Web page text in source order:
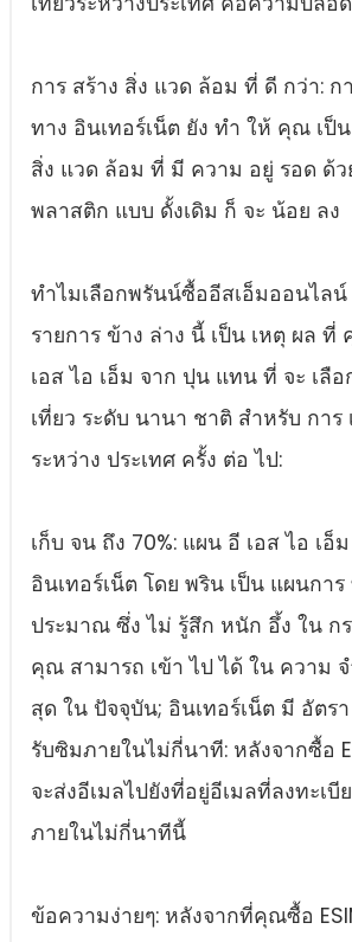
การ สร้าง สิ่ง แวด ล้อม ที่ ดี กว่า: ก
ทาง อินเทอร์เน็ต ยัง ทํา ให้ คุณ เป็
สิ่ง แวด ล้อม ที่ มี ความ อยู่ รอด ด้ว
พลาสติก แบบ ดั้งเดิม ก็ จะ น้อย ลง
ทําไมเลือกพรันน์ซื้ออีสเอ็มออนไลน์
รายการ ข้าง ล่าง นี้ เป็น เหตุ ผล
เอส ไอ เอ็ม จาก ปุน แทน ที่ จะ เลื
เที่ยว ระดับ นานา ชาติ สําหรับ การ
ระหว่าง ประเทศ ครั้ง ต่อ ไป:
เก็บ จน ถึง 70%: แผน อี เอส ไอ เอ็
อินเทอร์เน็ต โดย พริน เป็น แผนการ
ประมาณ ซึ่ง ไม่ รู้สึก หนัก อึ้ง ใน ก
คุณ สามารถ เข้า ไป ได้ ใน ความ
สุด ใน ปัจจุบัน; อินเทอร์เน็ต มี อัตร
รับซิมภายในไม่กี่นาที: หลังจากซื้อ
จะส่งอีเมลไปยังที่อยู่อีเมลที่ลงทะเ
ภายในไม่กี่นาทีนี้
ข้อความง่ายๆ: หลังจากที่คุณซื้อ